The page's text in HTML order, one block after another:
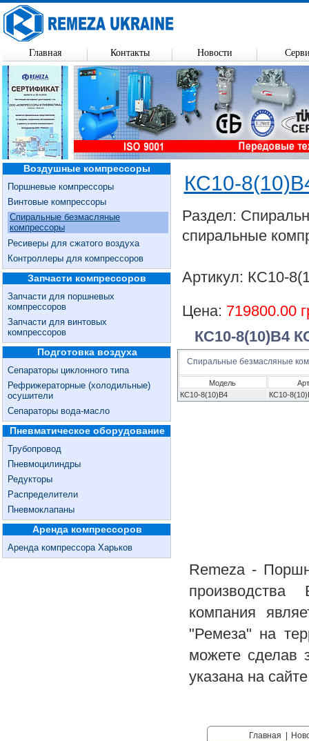
Воздушные компрессоры
Поршневые компрессоры
Винтовые компрессоры
Спиральные безмасляные
компрессоры
Ресиверы для сжатого воздуха
Контроллеры для компрессоров
Запчасти компрессоров
Запчасти для поршневых
компрессоров
Запчасти для винтовых
компрессоров
Подготовка воздуха
Сепараторы циклонного типа
Рефрижераторные (холодильные)
осушители
Сепараторы вода-масло
Пневматическое оборудование
Трубопровод
Пневмоцилиндры
Редукторы
Распределители
Пневмоклапаны
Аренда компрессоров
Аренда компрессора Харьков
КС10-
Раздел:
спиральные
Артикул: КС10-
Цена: 719800.00
КС10-8(10)В4
Спиральные безмасляные
Модель
КС10-8(10)В4
КС10-
Remeza -
компания
"Ремеза" на
можете сделав
указана на
Главная Контакты Новости
Главная